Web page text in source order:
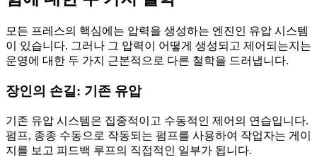
모든 프레스의 핵심에는 압력을 생성하는 엔진인 유압 시스템
이 있습니다. 그러나 그 압력이 어떻게 생성되고 제어되는지는
운영에 대한 두 가지 근본적으로 다른 철학을 드러냅니다.
장인의 손길: 기존 유압
기존 유압 시스템은 집중적이고 수동적인 제어의 연습입니다.
펌프, 종종 수동으로 작동되는 펌프를 사용하여 작업자는 게이
지를 보고 피드백 루프의 직접적인 일부가 됩니다.